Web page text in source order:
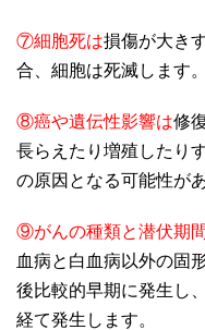
⑦細胞死は損傷が大き
合、細胞は死滅します。
⑧癌や遺伝性影響は修
長らえたり増殖したり
の原因となる可能性が
⑨がんの種類と潜伏期
血病と白血病以外の固
後比較的早期に発生し
経て発生します。